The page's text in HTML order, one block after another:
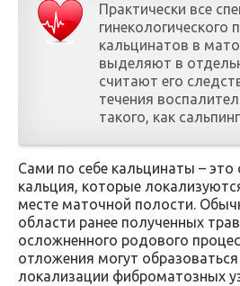
Практически все
гинекологического
кальцинатов в
выделяют в
считают его
течения
такого, как
Сами по себе кальцинаты –
кальция, которые
месте маточной полости.
области ранее полученных
осложненного родового
отложения могут
локализации фиброматозных